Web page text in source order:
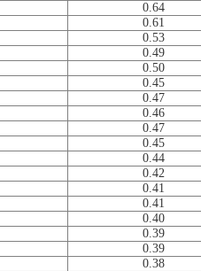
0.64
0.61
0.53
0.49
0.50
0.45
0.47
0.46
0.47
0.45
0.44
0.42
0.41
0.41
0.40
0.39
0.39
0.38